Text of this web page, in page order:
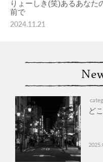
りょーしき(笑)あるあなた
前で
2024.11.21
ど